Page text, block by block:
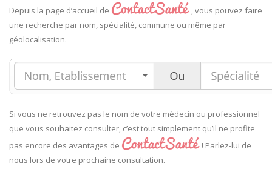
Depuis la page d’accueil de
, vous pouvez faire
une recherche par nom, spécialité, commune ou même par
géolocalisation.
Si vous ne retrouvez pas le nom de votre médecin ou professionnel
que vous souhaitez consulter, c’est tout simplement qu’il ne profite
pas encore des avantages de
! Parlez-lui de
nous lors de votre prochaine consultation.